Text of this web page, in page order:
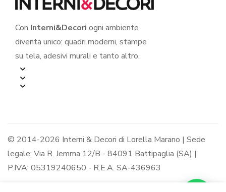
Con Interni&Decori ogni ambiente
diventa unico: quadri moderni, stampe
su tela, adesivi murali e tanto altro.
© 2014-2026 Interni & Decori di Lorella Marano | Sede
legale: Via R. Jemma 12/B - 84091 Battipaglia (SA) |
P.IVA: 05319240650 - R.E.A. SA-436963